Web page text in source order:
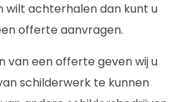
wilt achterhalen dan kunt u
offerte aanvragen.
van een offerte geven wij u
schilderwerk te kunnen